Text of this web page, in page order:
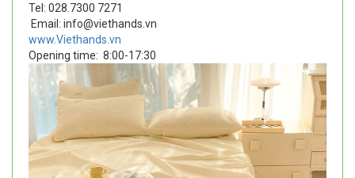
Tel: 028.7300 7271
Email: info@viethands.vn
www.Viethands.vn
Opening time: 8:00-17:30